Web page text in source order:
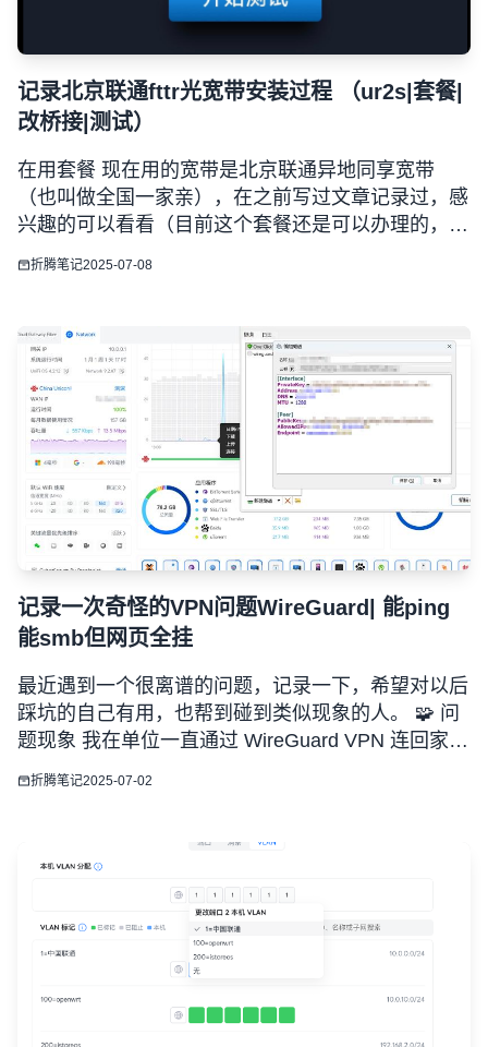
记录北京联通fttr光宽带安装过程 （ur2s|套餐|
改桥接|测试）
在用套餐 现在用的宽带是北京联通异地同享宽带
（也叫做全国一家亲），在之前写过文章记录过，感
兴趣的可以看看（目前这个套餐还是可以办理的，但
是有300元的安装费） 总体来说目前我的手机套餐为
格
折腾笔记2025-07-08
记录一次奇怪的VPN问题WireGuard| 能ping
能smb但网页全挂
最近遇到一个很离谱的问题，记录一下，希望对以后
踩坑的自己有用，也帮到碰到类似现象的人。 🧩 问
题现象 我在单位一直通过 WireGuard VPN 连回家
里，目标是访问家里的设备（群晖NAS、PVE服务器
折腾笔记2025-07-02